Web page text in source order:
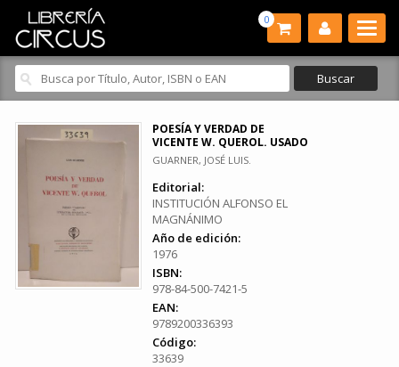
0
POESÍA Y VERDAD DE
VICENTE W. QUEROL. USADO
GUARNER, JOSÉ LUIS.
Editorial:
INSTITUCIÓN ALFONSO EL
MAGNÁNIMO
Año de edición:
1976
ISBN:
978-84-500-7421-5
EAN:
9789200336393
Código:
33639